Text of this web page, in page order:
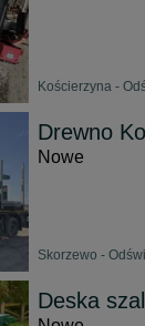
Kościerzyna -
Drewno
Nowe
Skorzewo -
Deska